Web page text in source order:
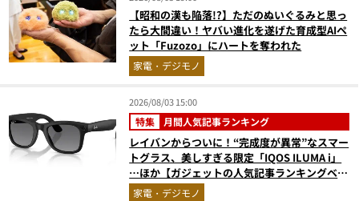
【昭和の漢も陥落!?】ただのぬいぐるみと思っ
たら大間違い！ヤバい進化を遂げた育成型AIペ
ット「Fuzozo」にハートを奪われた
家電・デジモノ
2026/08/03 15:00
特集 月間人気記事ランキング
レイバンからついに！“完成度が異常”なスマー
トグラス、美しすぎる限定「IQOS ILUMA i」
…ほか【ガジェットの人気記事ランキングベス
ト3】（2026年6月版）
家電・デジモノ